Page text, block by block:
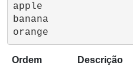
apple
banana
Ordem Descrição